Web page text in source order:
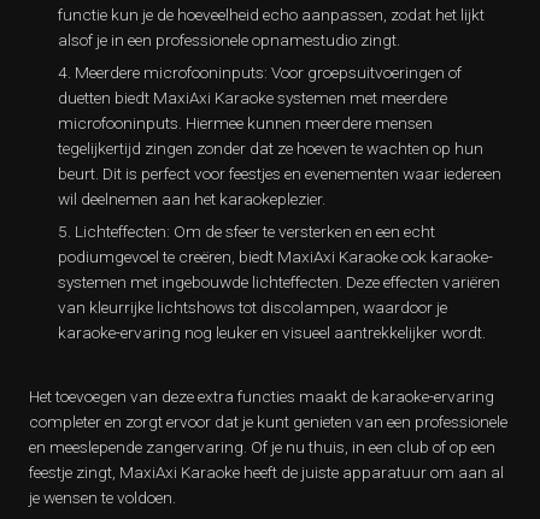
functie kun je de hoeveelheid echo aanpassen, zodat het lijkt
alsof je in een professionele opnamestudio zingt.
Meerdere microfooninputs: Voor groepsuitvoeringen of
duetten biedt MaxiAxi Karaoke systemen met meerdere
microfooninputs. Hiermee kunnen meerdere mensen
tegelijkertijd zingen zonder dat ze hoeven te wachten op hun
beurt. Dit is perfect voor feestjes en evenementen waar iedereen
wil deelnemen aan het karaokeplezier.
Lichteffecten: Om de sfeer te versterken en een echt
podiumgevoel te creëren, biedt MaxiAxi Karaoke ook karaoke-
systemen met ingebouwde lichteffecten. Deze effecten variëren
van kleurrijke lichtshows tot discolampen, waardoor je
karaoke-ervaring nog leuker en visueel aantrekkelijker wordt.
Het toevoegen van deze extra functies maakt de karaoke-ervaring
completer en zorgt ervoor dat je kunt genieten van een professionele
en meeslepende zangervaring. Of je nu thuis, in een club of op een
feestje zingt, MaxiAxi Karaoke heeft de juiste apparatuur om aan al
je wensen te voldoen.